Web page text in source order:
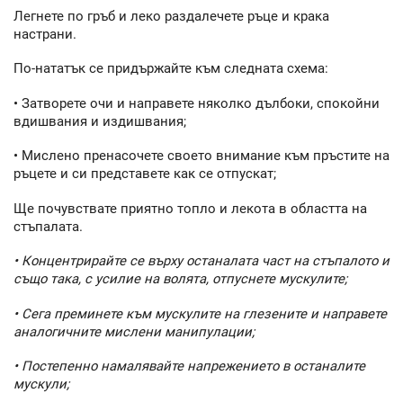
Легнете по гръб и леко раздалечете ръце и крака
настрани.
По-нататък се придържайте към следната схема:
• Затворете очи и направете няколко дълбоки, спокойни
вдишвания и издишвания;
• Мислено пренасочете своето внимание към пръстите на
ръцете и си представете как се отпускат;
Ще почувствате приятно топло и лекота в областта на
стъпалата.
• Концентрирайте се върху останалата част на стъпалото и
също така, с усилие на волята, отпуснете мускулите;
• Сега преминете към мускулите на глезените и направете
аналогичните мислени манипулации;
• Постепенно намалявайте напрежението в останалите
мускули;